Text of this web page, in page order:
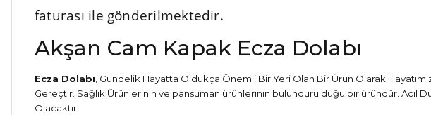
faturası ile gönderilmektedir.
Akşan Cam Kapak Ecza Dolabı
Ecza Dolabı , Gündelik Hayatta Oldukça Önemli Bir Yeri Olan Bir Ürün Olarak
Gereçtir. Sağlık Ürünlerinin ve pansuman ürünlerinin bulundurulduğu bir üründür. Acil
Olacaktır.